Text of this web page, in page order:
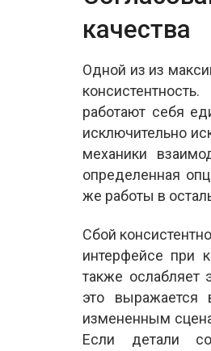
качества
Одной из из
работают себя
исключительно
механики
определенная
же работы в
Сбой
интерфейсе при
также ослабляет
это
измененным
Если детали